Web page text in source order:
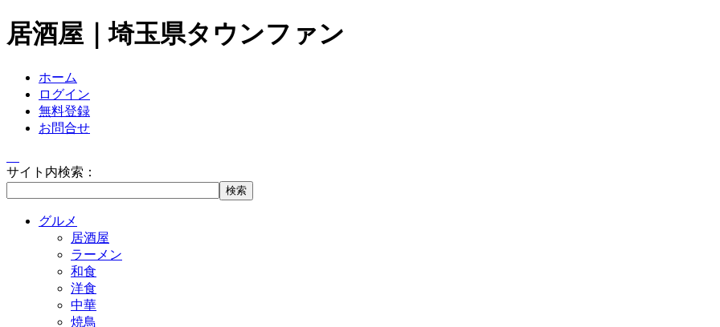
居酒屋｜埼玉県タウンファン
ホーム
ログイン
無料登録
お問合せ
サイト内検索：
グルメ
居酒屋
ラーメン
和食
洋食
中華
焼鳥